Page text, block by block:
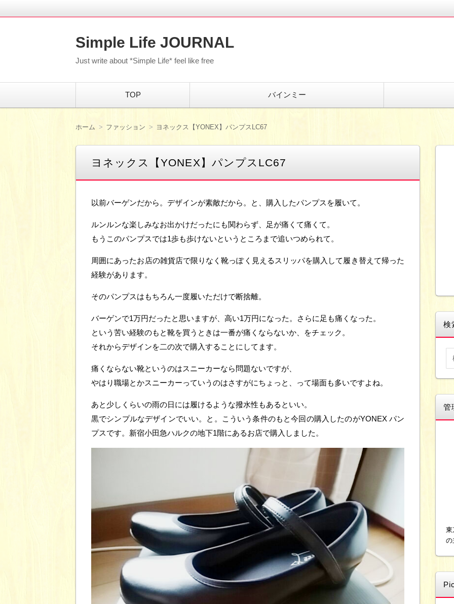
Simple Life JOURNAL
Just write about *Simple Life* feel like free
TOP バインミー
ホーム ファッション ヨネックス【YONEX】パンプスLC67
ヨネックス【YONEX】パンプスLC67
以前バーゲンだから。デザインが素敵だから。と、購入したパンプスを履いて。
ルンルンな楽しみなお出かけだったにも関わらず、足が痛くて痛くて。
もうこのパンプスでは1歩も歩けないというところまで追いつめられて。
周囲にあったお店の雑貨店で限りなく靴っぽく見えるスリッパを購入して履き替えて帰った
経験があります。
そのパンプスはもちろん一度履いただけで断捨離。
バーゲンで1万円だったと思いますが、高い1万円になった。さらに足も痛くなった。
という苦い経験のもと靴を買うときは一番が痛くならないか、をチェック。
それからデザインを二の次で購入することにしてます。
痛くならない靴というのはスニーカーなら問題ないですが、
やはり職場とかスニーカーっていうのはさすがにちょっと、って場面も多いですよね。
あと少しくらいの雨の日には履けるような撥水性もあるといい。
黒でシンプルなデザインでいい。と。こういう条件のもと今回の購入したのがYONEX パン
プスです。新宿小田急ハルクの地下1階にあるお店で購入しました。
検
東
の